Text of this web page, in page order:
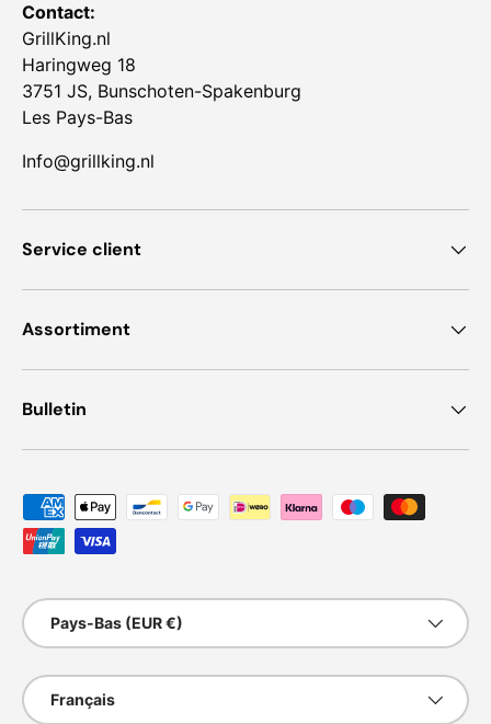
Contact:
GrillKing.nl
Haringweg 18
3751 JS, Bunschoten-Spakenburg
Les Pays-Bas
Info@grillking.nl
Service client
Assortiment
Bulletin
Moyens de paiement acceptés
Pays
Pays-Bas (EUR €)
Langue
Français